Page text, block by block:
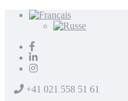
+41 021 558 51 61